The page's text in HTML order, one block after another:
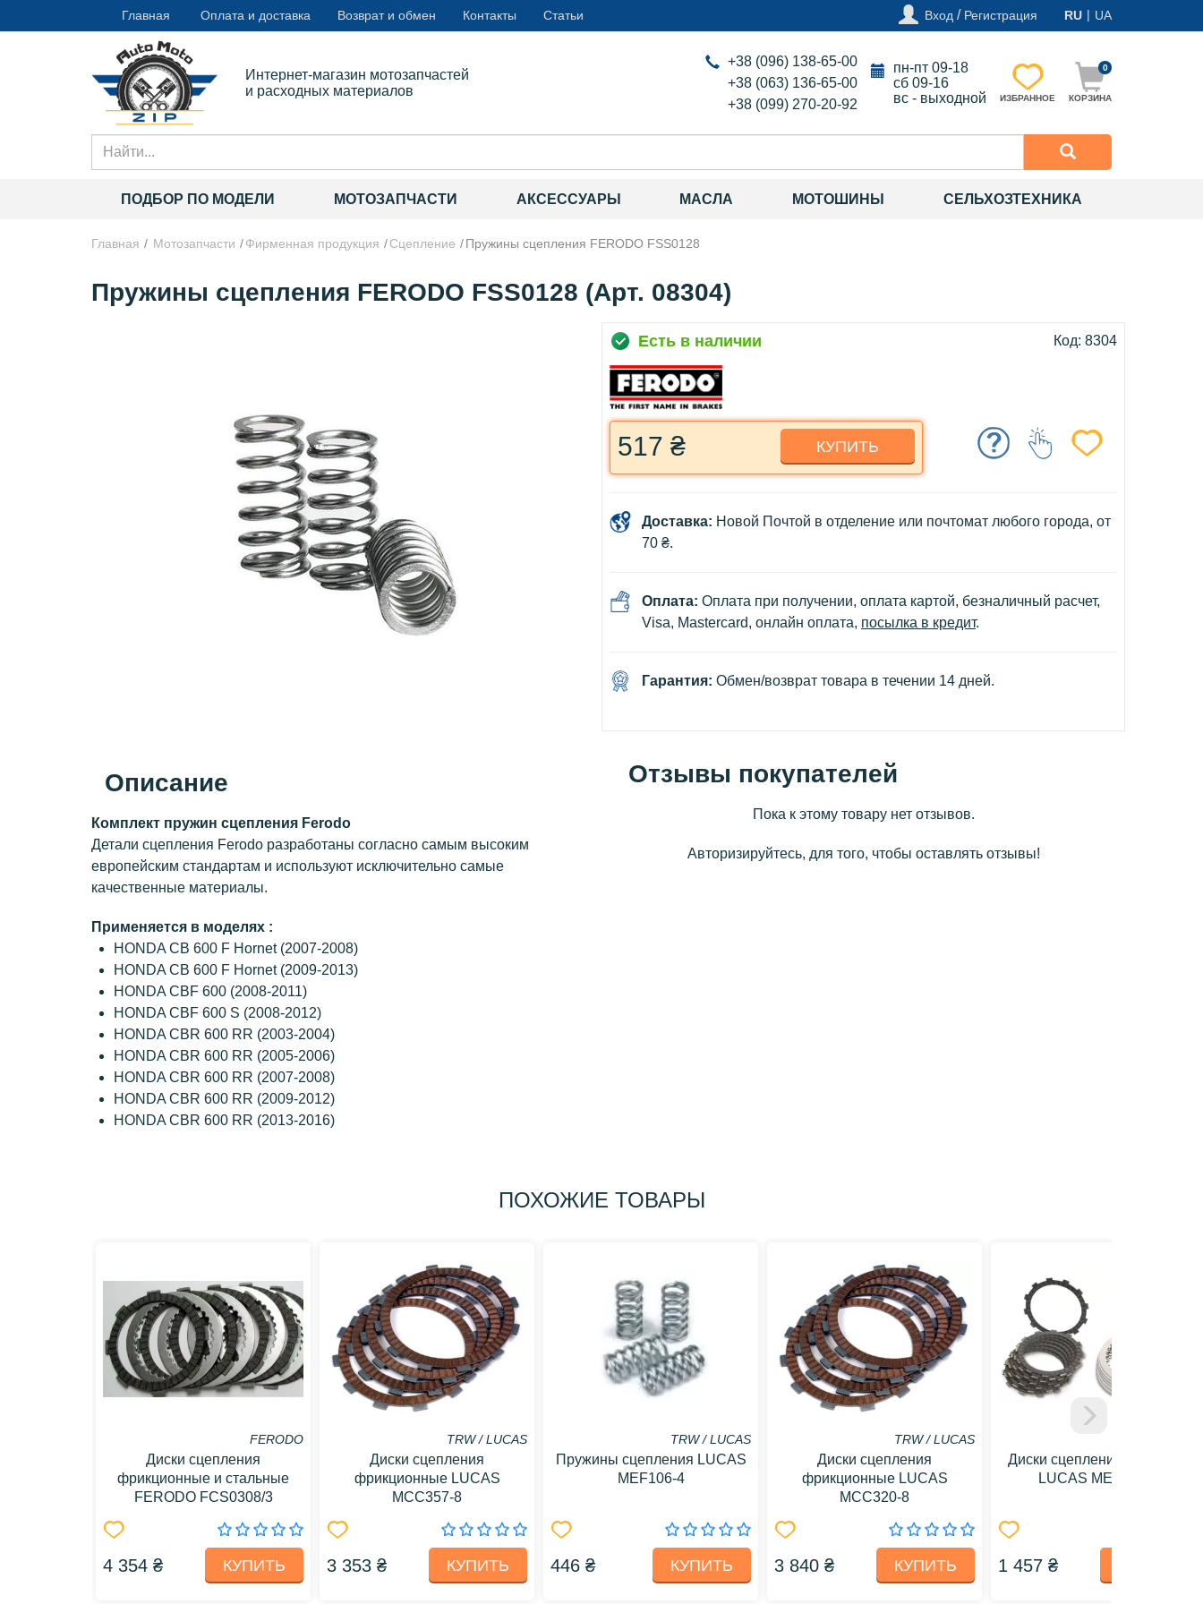
Главная Оплата и доставка Возврат и обмен Контакты Статьи Вход / Регистрация RU | UA
Интернет-магазин мотозапчастей
и расходных материалов
+38 (096) 138-65-00
+38 (063) 136-65-00
+38 (099) 270-20-92
пн-пт 09-18
сб 09-16
вс - выходной
ИЗБРАННОЕ
0
КОРЗИНА
ПОДБОР ПО МОДЕЛИ МОТОЗАПЧАСТИ АКСЕССУАРЫ МАСЛА МОТОШИНЫ СЕЛЬХОЗТЕХНИКА
Главная Мотозапчасти Фирменная продукция Сцепление Пружины сцепления FERODO FSS0128
Пружины сцепления FERODO FSS0128 (Арт. 08304)
Есть в наличии Код: 8304
517 ₴ КУПИТЬ
Доставка: Новой Почтой в отделение или почтомат любого города, от
70 ₴.
Оплата: Оплата при получении, оплата картой, безналичный расчет,
Visa, Mastercard, онлайн оплата, посылка в кредит.
Гарантия: Обмен/возврат товара в течении 14 дней.
Описание
Комплект пружин сцепления Ferodo
Детали сцепления Ferodo разработаны согласно самым высоким
европейским стандартам и используют исключительно самые
качественные материалы.
Применяется в моделях :
HONDA CB 600 F Hornet (2007-2008)
HONDA CB 600 F Hornet (2009-2013)
HONDA CBF 600 (2008-2011)
HONDA CBF 600 S (2008-2012)
HONDA CBR 600 RR (2003-2004)
HONDA CBR 600 RR (2005-2006)
HONDA CBR 600 RR (2007-2008)
HONDA CBR 600 RR (2009-2012)
HONDA CBR 600 RR (2013-2016)
Отзывы покупателей
Пока к этому товару нет отзывов.
Авторизируйтесь, для того, чтобы оставлять отзывы!
ПОХОЖИЕ ТОВАРЫ
FERODO
Диски сцепления
фрикционные и стальные
FERODO FCS0308/3
4 354 ₴ КУПИТЬ
TRW / LUCAS
Диски сцепления
фрикционные LUCAS
MCC357-8
3 353 ₴ КУПИТЬ
TRW / LUCAS
Пружины сцепления LUCAS
MEF106-4
446 ₴ КУПИТЬ
TRW / LUCAS
Диски сцепления
фрикционные LUCAS
MCC320-8
3 840 ₴ КУПИТЬ
Диски сцепления стальные
LUCAS MES419-6
1 457 ₴